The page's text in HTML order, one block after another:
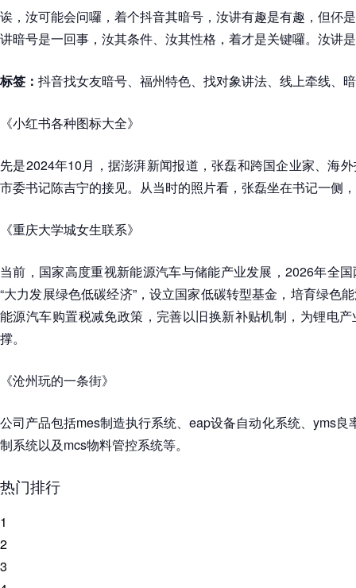
诶，汝可能会问囉，着个抖音其暗号，汝讲有趣是有趣，但伓
讲暗号是一回事，汝其条件、汝其性格，着才是关键囉。汝讲
标签： 抖音找女友暗号、福州特色、找对象讲法、线上牵线、
《小红书各种图标大全》
先是2024年10月，据澎湃新闻报道，张磊和跨国企业家、海
市委书记陈吉宁的接见。从当时的照片看，张磊坐在书记一侧
《重庆大学城女生联系》
当前，国家高度重视新能源汽车与储能产业发展，2026年全
“大力发展绿色低碳经济”，设立国家低碳转型基金，培育绿色
能源汽车购置税减免政策，完善以旧换新补贴机制，为锂电
撑。
《沧州玩的一条街》
公司产品包括mes制造执行系统、eap设备自动化系统、yms良
制系统以及mcs物料管控系统等。
热门排行
1
2
3